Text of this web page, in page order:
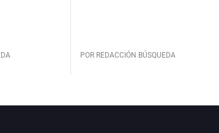
POR REDACCIÓN BÚSQUEDA